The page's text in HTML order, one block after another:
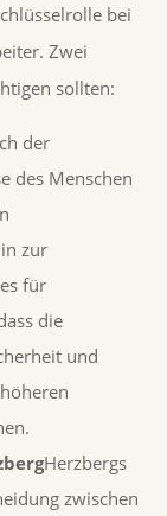
bei
Zwei
sollten:
der
des Menschen
zur
für
die
und
Herzbergs
zwischen